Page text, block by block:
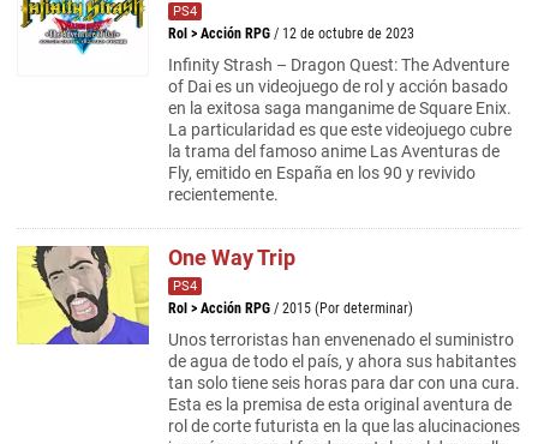
PS4
Rol > Acción RPG / 12 de octubre de 2023
Infinity Strash – Dragon Quest: The Adventure
of Dai es un videojuego de rol y acción basado
en la exitosa saga manganime de Square Enix.
La particularidad es que este videojuego cubre
la trama del famoso anime Las Aventuras de
Fly, emitido en España en los 90 y revivido
recientemente.
One Way Trip
PS4
Rol > Acción RPG / 2015 (Por determinar)
Unos terroristas han envenenado el suministro
de agua de todo el país, y ahora sus habitantes
tan solo tiene seis horas para dar con una cura.
Esta es la premisa de esta original aventura de
rol de corte futurista en la que las alucinaciones